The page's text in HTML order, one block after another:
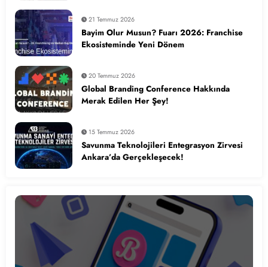
21 Temmuz 2026
Bayim Olur Musun? Fuarı 2026: Franchise
Ekosisteminde Yeni Dönem
20 Temmuz 2026
Global Branding Conference Hakkında
Merak Edilen Her Şey!
15 Temmuz 2026
Savunma Teknolojileri Entegrasyon Zirvesi
Ankara’da Gerçekleşecek!